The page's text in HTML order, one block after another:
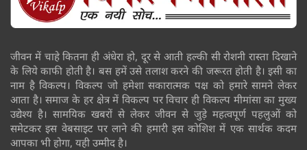
जीवन में चाहे कितना ही अंधेरा हो, दूर से आती हल्की सी रोशनी रास्ता दिखाने
के लिये काफी होती है। बस हमें उसे तलाश करने की जरूरत होती है। इसी का
नाम है विकल्प। विकल्प जो हमेशा सकारात्मक पक्ष को हमारे सामने लेकर
आता है। समाज के हर क्षेत्र में विकल्प पर विचार ही विकल्प मीमांसा का मुख्य
उद्येश्य है। सामयिक खबरों से लेकर जीवन से जुड़े महत्वपूर्ण पहलुओं को
समेटकर इस वेबसाइट पर लाने की हमारी इस कोशिश में एक सार्थक कदम
आपका भी होगा, यही उम्मीद है।